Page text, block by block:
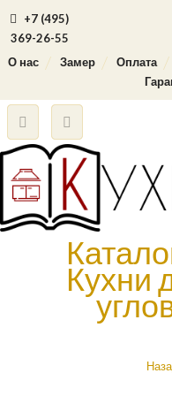
+7 (495)
369-26-55
О нас
Замер Оплата
Кухни